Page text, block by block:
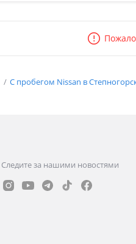
С пробегом Nissan в
Следите за нашими новостями